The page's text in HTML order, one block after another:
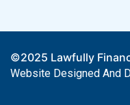
©2025 Lawfully
Website Designed And